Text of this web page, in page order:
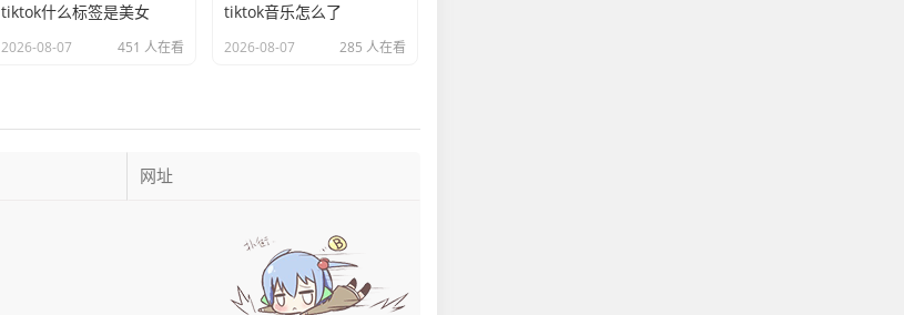
tiktok什么标签是美女
2026-08-07 451 人在看
tiktok音乐怎么了
2026-08-07 285 人在看